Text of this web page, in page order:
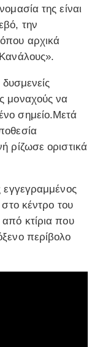
της είναι
την
αρχικά
μοναχούς να
σημείο.Μετά
ρίζωσε οριστικά
εγγεγραμμένος
κέντρο του
κτίρια που
περίβολο